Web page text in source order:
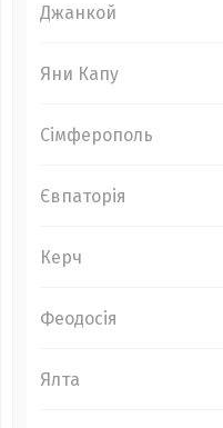
Джанкой
Яни Капу
Сімферополь
Євпаторія
Керч
Феодосія
Ялта